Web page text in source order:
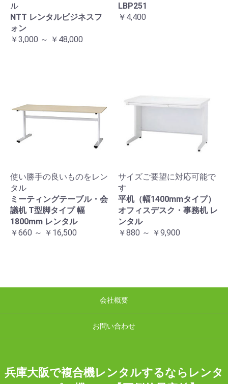
ル
NTT レンタルビジネスフ
ォン
￥3,000 ～ ￥48,000
LBP251
￥4,400
使い勝手の良いものをレン
タル
ミーティングテーブル・会
議机 T型脚タイプ 幅
1800mm レンタル
￥660 ～ ￥16,500
サイズご要望に対応可能で
す
平机（幅1400mmタイプ）
オフィスデスク・事務机 レ
ンタル
￥880 ～ ￥9,900
会社概要
お問い合わせ
兵庫大阪で複合機レンタルするならレンタ